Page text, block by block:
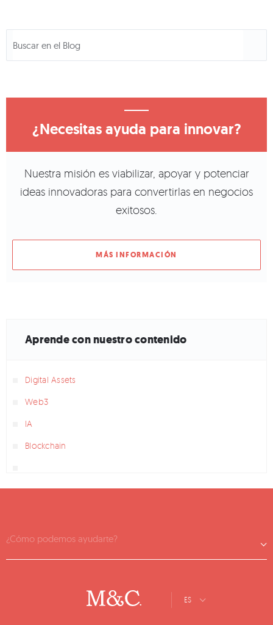
¿Necesitas ayuda para innovar?
Nuestra misión es viabilizar, apoyar y potenciar
ideas innovadoras para convertirlas en negocios
exitosos.
MÁS INFORMACIÓN
Aprende con nuestro contenido
Digital Assets
Web3
IA
Blockchain
¿Cómo podemos ayudarte?
ES